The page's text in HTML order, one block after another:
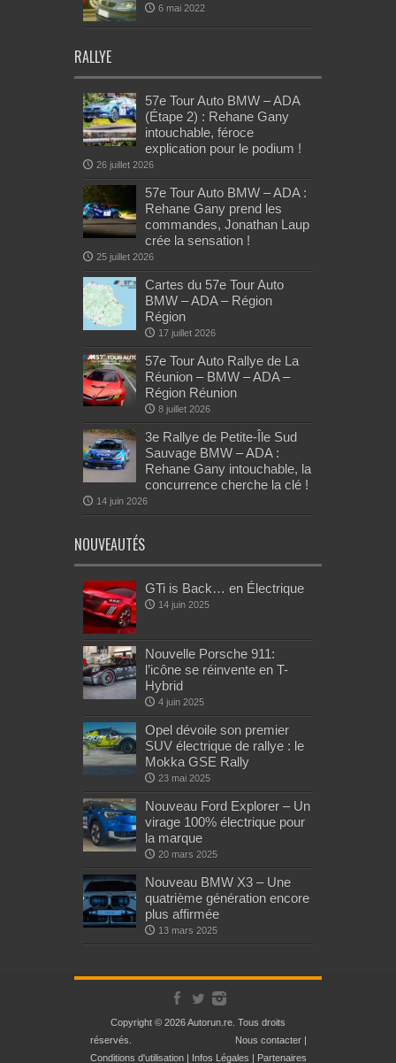
6 mai 2022
RALLYE
57e Tour Auto BMW – ADA
(Étape 2) : Rehane Gany
intouchable, féroce
explication pour le podium !
26 juillet 2026
57e Tour Auto BMW – ADA :
Rehane Gany prend les
commandes, Jonathan Laup
crée la sensation !
25 juillet 2026
Cartes du 57e Tour Auto
BMW – ADA – Région
Région
17 juillet 2026
57e Tour Auto Rallye de La
Réunion – BMW – ADA –
Région Réunion
8 juillet 2026
3e Rallye de Petite-Île Sud
Sauvage BMW – ADA :
Rehane Gany intouchable, la
concurrence cherche la clé !
14 juin 2026
NOUVEAUTÉS
GTi is Back… en Électrique
14 juin 2025
Nouvelle Porsche 911:
l’icône se réinvente en T-
Hybrid
4 juin 2025
Opel dévoile son premier
SUV électrique de rallye : le
Mokka GSE Rally
23 mai 2025
Nouveau Ford Explorer – Un
virage 100% électrique pour
la marque
20 mars 2025
Nouveau BMW X3 – Une
quatrième génération encore
plus affirmée
13 mars 2025
Copyright © 2026 Autorun.re. Tous droits
réservés.
Nous contacter|
Conditions d'utilisation| Infos Légales | Partenaires